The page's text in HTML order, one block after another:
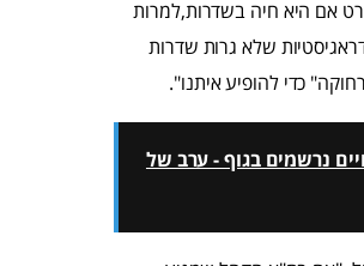
אם היא חיה בשדרות,למרות
שלא גרות שדרות
כדי להופיע איתנו".
נרשמים בגוף - ערב של